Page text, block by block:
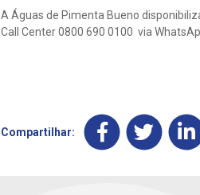
A Águas de Pimenta Bueno
Call Center 0800 690 0100 via
Compartilhar: